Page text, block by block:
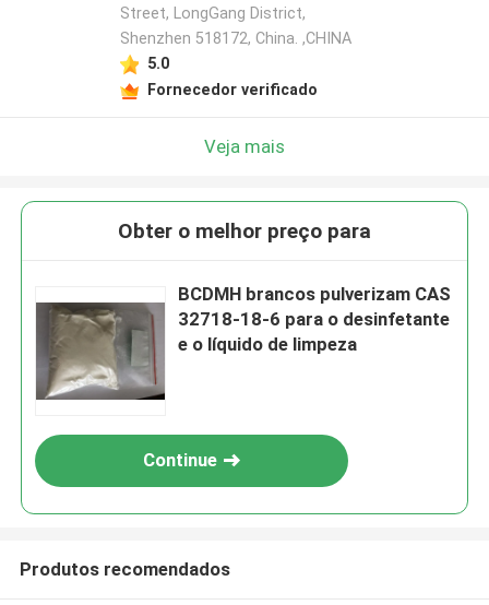
Street, LongGang District,
Shenzhen 518172, China. ,CHINA
5.0
Fornecedor verificado
Veja mais
Obter o melhor preço para
BCDMH brancos pulverizam CAS
32718-18-6 para o desinfetante
e o líquido de limpeza
Continue
Produtos recomendados